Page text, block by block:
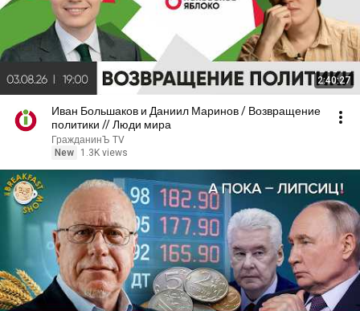
2:40:27
Иван Большаков и Даниил Маринов / Возвращение
политики // Люди мира
ГражданинЪ TV
New
1.3K views